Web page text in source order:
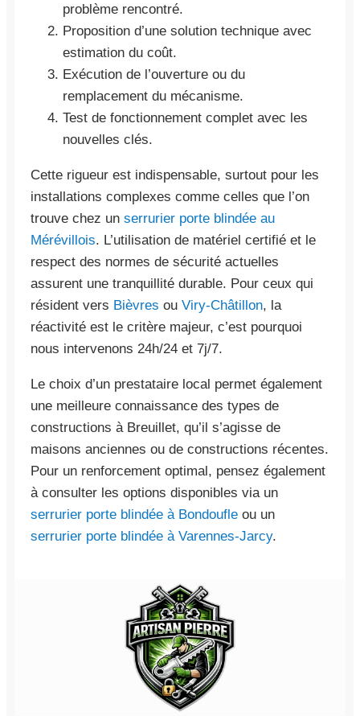
problème rencontré.
Proposition d’une solution technique avec
estimation du coût.
Exécution de l’ouverture ou du
remplacement du mécanisme.
Test de fonctionnement complet avec les
nouvelles clés.
Cette rigueur est indispensable, surtout pour les
installations complexes comme celles que l’on
trouve chez un serrurier porte blindée au
Mérévillois. L’utilisation de matériel certifié et le
respect des normes de sécurité actuelles
assurent une tranquillité durable. Pour ceux qui
résident vers Bièvres ou Viry-Châtillon, la
réactivité est le critère majeur, c’est pourquoi
nous intervenons 24h/24 et 7j/7.
Le choix d’un prestataire local permet également
une meilleure connaissance des types de
constructions à Breuillet, qu’il s’agisse de
maisons anciennes ou de constructions récentes.
Pour un renforcement optimal, pensez également
à consulter les options disponibles via un
serrurier porte blindée à Bondoufle ou un
serrurier porte blindée à Varennes-Jarcy.